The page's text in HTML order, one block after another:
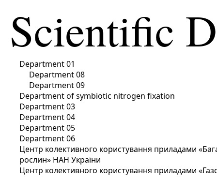
Scientific
Department 01
Department 08
Department 09
Department of symbiotic nitrogen fixation
Department 03
Department 04
Department 05
Department 06
Центр колективного користування приладами
рослин» НАН України
Центр колективного користування приладами